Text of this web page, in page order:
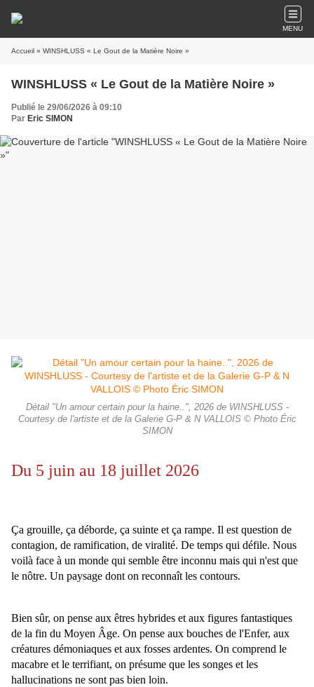
MENU
Accueil » WINSHLUSS « Le Gout de la Matière Noire »
WINSHLUSS « Le Gout de la Matière Noire »
Publié le 29/06/2026 à 09:10
Par Eric SIMON
Détail "Un amour certain pour la haine..", 2026 de WINSHLUSS -
Courtesy de l'artiste et de la Galerie G-P & N VALLOIS © Photo Éric
SIMON
Du 5 juin au 18 juillet 2026
Ça grouille, ça déborde, ça suinte et ça rampe. Il est question de
contagion, de ramification, de viralité. De temps qui défile. Nous
voilà face à un monde qui semble être inconnu mais qui n'est que
le nôtre. Un paysage dont on reconnaît les contours.
Bien sûr, on pense aux êtres hybrides et aux figures fantastiques
de la fin du Moyen Âge. On pense aux bouches de l'Enfer, aux
créatures démoniaques et aux fosses ardentes. On comprend le
macabre et le terrifiant, on présume que les songes et les
hallucinations ne sont pas bien loin.